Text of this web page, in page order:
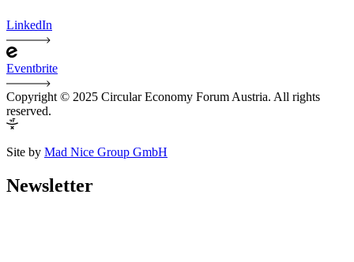
LinkedIn
Eventbrite
Copyright © 2025 Circular Economy Forum Austria. All rights
reserved.
Site by Mad Nice Group GmbH
Newsletter